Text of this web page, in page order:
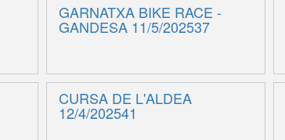
GARNATXA BIKE RACE -
GANDESA 11/5/202537
CURSA DE L'ALDEA
12/4/202541